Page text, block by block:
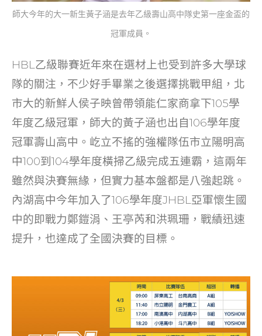
師大今年的大一新生黃子涵是去年乙級壽山高中隊史第一座金盃的
冠軍成員。
HBL乙級聯賽近年來在選材上也受到許多大學球
隊的關注，不少好手畢業之後選擇挑戰甲組，北
市大的新鮮人侯子映曾帶領能仁家商拿下105學
年度乙級冠軍，師大的黃子涵也出自106學年度
冠軍壽山高中。屹立不搖的強權隊伍市立陽明高
中100到104學年度橫掃乙級完成五連霸，這兩年
雖然與決賽無緣，但實力基本盤都是八強起跳。
內湖高中今年加入了106學年度JHBL亞軍懷生國
中的即戰力鄭鎧涓、王亭芮和洪珮珊，戰績迅速
提升，也達成了全國決賽的目標。